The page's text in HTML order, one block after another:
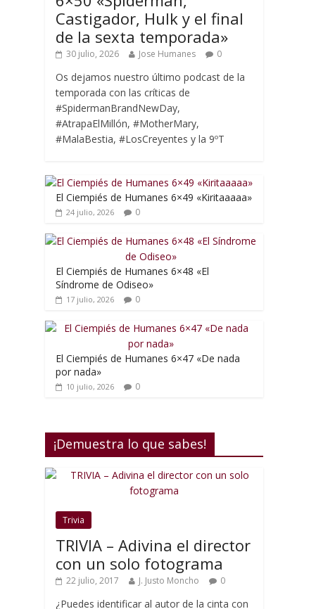
Castigador, Hulk y el final
de la sexta temporada»
30 julio, 2026 Jose Humanes 0
Os dejamos nuestro último podcast de la
temporada con las críticas de
#SpidermanBrandNewDay,
#AtrapaElMillón, #MotherMary,
#MalaBestia, #LosCreyentes y la 9ºT
El Ciempiés de Humanes 6×49 «Kiritaaaaa»
24 julio, 2026 0
El Ciempiés de Humanes 6×48 «El
Síndrome de Odiseo»
17 julio, 2026 0
El Ciempiés de Humanes 6×47 «De nada
por nada»
10 julio, 2026 0
¡Demuestra lo que sabes!
Trivia
TRIVIA – Adivina el director
con un solo fotograma
22 julio, 2017 J. Justo Moncho 0
¿Puedes identificar al autor de la cinta con